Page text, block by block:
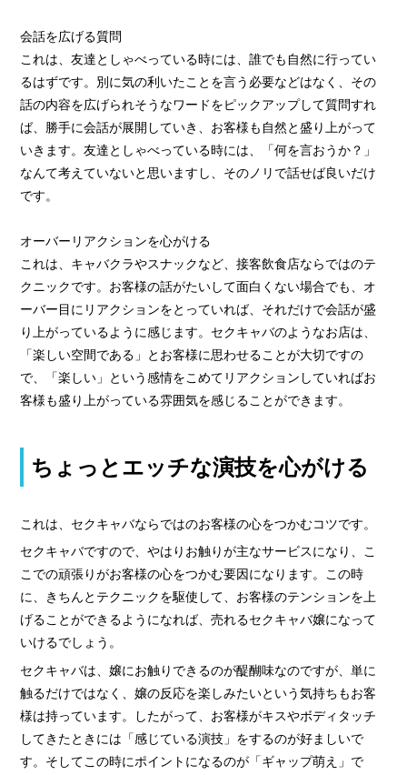
会話を広げる質問
これは、友達としゃべっている時には、誰でも自然に行ってい
るはずです。別に気の利いたことを言う必要などはなく、その
話の内容を広げられそうなワードをピックアップして質問すれ
ば、勝手に会話が展開していき、お客様も自然と盛り上がって
いきます。友達としゃべっている時には、「何を言おうか？」
なんて考えていないと思いますし、そのノリで話せば良いだけ
です。
オーバーリアクションを心がける
これは、キャバクラやスナックなど、接客飲食店ならではのテ
クニックです。お客様の話がたいして面白くない場合でも、オ
ーバー目にリアクションをとっていれば、それだけで会話が盛
り上がっているように感じます。セクキャバのようなお店は、
「楽しい空間である」とお客様に思わせることが大切ですの
で、「楽しい」という感情をこめてリアクションしていればお
客様も盛り上がっている雰囲気を感じることができます。
ちょっとエッチな演技を心がける
これは、セクキャバならではのお客様の心をつかむコツです。
セクキャバですので、やはりお触りが主なサービスになり、こ
こでの頑張りがお客様の心をつかむ要因になります。この時
に、きちんとテクニックを駆使して、お客様のテンションを上
げることができるようになれば、売れるセクキャバ嬢になって
いけるでしょう。
セクキャバは、嬢にお触りできるのが醍醐味なのですが、単に
触るだけではなく、嬢の反応を楽しみたいという気持ちもお客
様は持っています。したがって、お客様がキスやボディタッチ
してきたときには「感じている演技」をするのが好ましいで
す。そしてこの時にポイントになるのが「ギャップ萌え」で